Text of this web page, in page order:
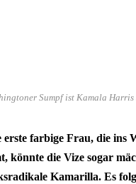
Sumpf ist Kamala
farbige Frau, die ins
könnte die Vize sogar
Kamarilla. Es